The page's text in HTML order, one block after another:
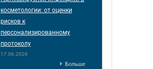
косметологии: от оценки
рисков к
персонализированному
протоколу
17.06.2026
Больше